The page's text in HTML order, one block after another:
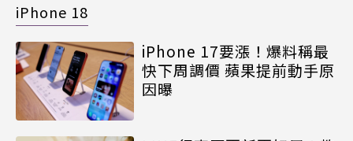
iPhone 18
iPhone 17要漲！爆料稱最
快下周調價 蘋果提前動手原
因曝